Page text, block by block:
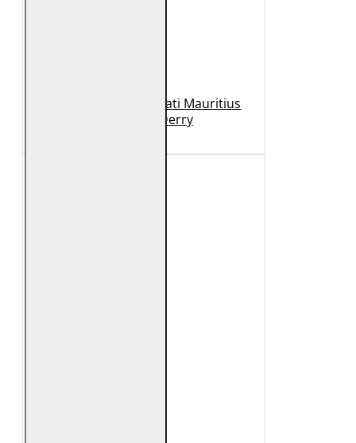
Geaca de Piele Barbati Mauritius
Neagra GBDerry